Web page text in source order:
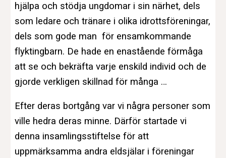
hjälpa och stödja ungdomar i sin närhet, dels
som ledare och tränare i olika idrottsföreningar,
dels som gode man för ensamkommande
flyktingbarn. De hade en enastående förmåga
att se och bekräfta varje enskild individ och de
gjorde verkligen skillnad för många …
Efter deras bortgång var vi några personer som
ville hedra deras minne. Därför startade vi
denna insamlingsstiftelse för att
uppmärksamma andra eldsjälar i föreningar